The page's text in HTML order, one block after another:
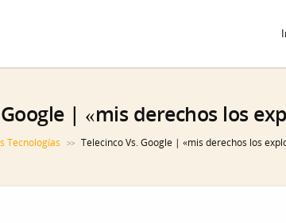
| «mis derechos los
Tecnologías >> Telecinco Vs. Google | «mis derechos los